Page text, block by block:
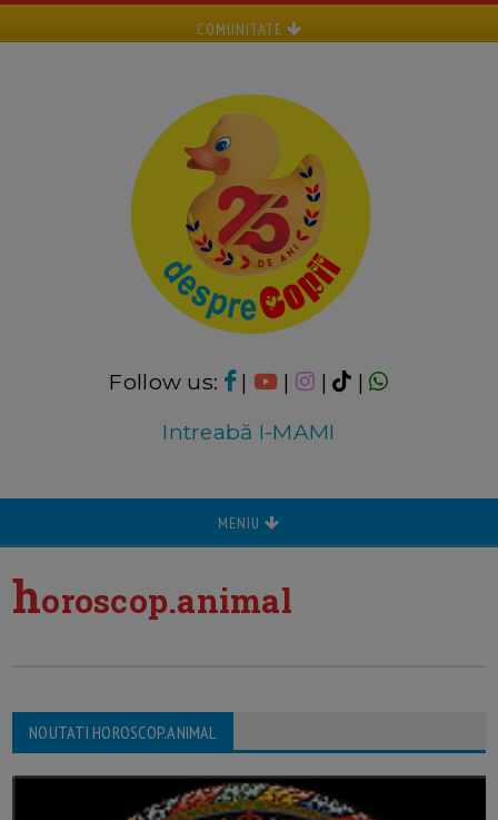
COMUNITATE
Follow us: | | |
|
Intreabă I-MAMI
MENIU
horoscop.animal
NOUTATI HOROSCOP.ANIMAL